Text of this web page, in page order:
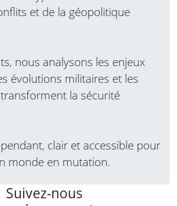
et de la géopolitique
nous analysons les enjeux
évolutions militaires et les
la sécurité
clair et accessible pour
monde en mutation.
Suivez-nous